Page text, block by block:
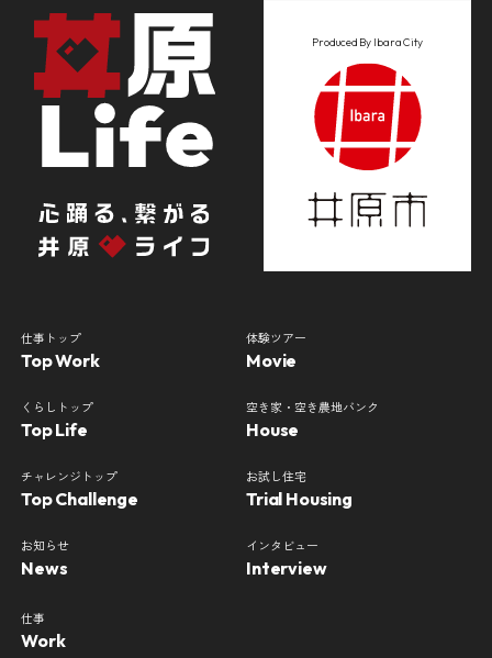
Produced By Ibara City
仕事トップ
Top Work
くらしトップ
Top Life
チャレンジトップ
Top Challenge
お知らせ
News
仕事
Work
体験ツアー
Movie
空き家・空き農地バンク
House
お試し住宅
Trial Housing
インタビュー
Interview